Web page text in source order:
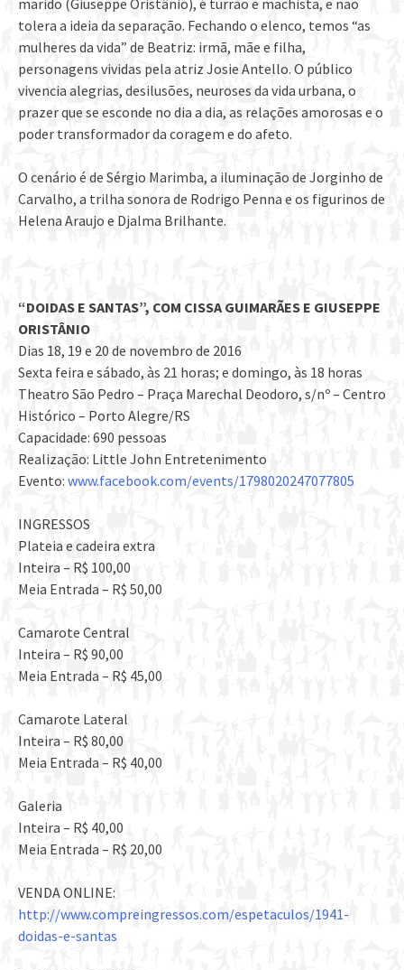
marido (Giuseppe Oristânio), é turrão e machista, e não
tolera a ideia da separação. Fechando o elenco, temos “as
mulheres da vida” de Beatriz: irmã, mãe e filha,
personagens vividas pela atriz Josie Antello. O público
vivencia alegrias, desilusões, neuroses da vida urbana, o
prazer que se esconde no dia a dia, as relações amorosas e o
poder transformador da coragem e do afeto.
O cenário é de Sérgio Marimba, a iluminação de Jorginho de
Carvalho, a trilha sonora de Rodrigo Penna e os figurinos de
Helena Araujo e Djalma Brilhante.
“DOIDAS E SANTAS”, COM CISSA GUIMARÃES E GIUSEPPE
ORISTÂNIO
Dias 18, 19 e 20 de novembro de 2016
Sexta feira e sábado, às 21 horas; e domingo, às 18 horas
Theatro São Pedro – Praça Marechal Deodoro, s/nº – Centro
Histórico – Porto Alegre/RS
Capacidade: 690 pessoas
Realização: Little John Entretenimento
Evento: www.facebook.com/events/1798020247077805
INGRESSOS
Plateia e cadeira extra
Inteira – R$ 100,00
Meia Entrada – R$ 50,00
Camarote Central
Inteira – R$ 90,00
Meia Entrada – R$ 45,00
Camarote Lateral
Inteira – R$ 80,00
Meia Entrada – R$ 40,00
Galeria
Inteira – R$ 40,00
Meia Entrada – R$ 20,00
VENDA ONLINE:
http://www.compreingressos.com/espetaculos/1941-
doidas-e-santas